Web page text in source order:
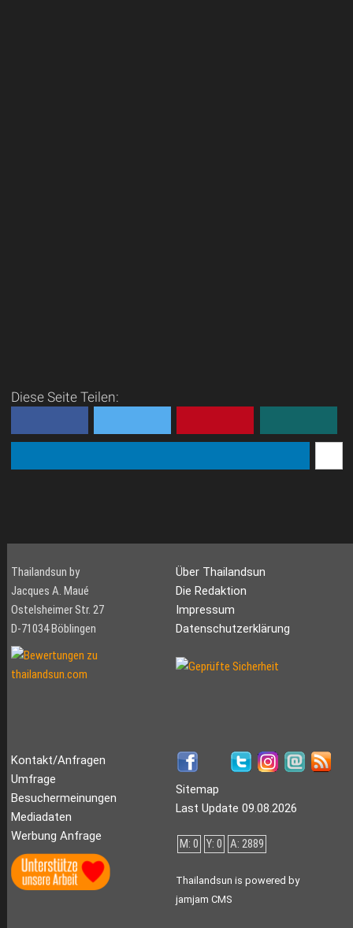
Diese Seite Teilen:
Thailandsun by
Jacques A. Maué
Ostelsheimer Str. 27
D-71034 Böblingen
Über Thailandsun
Die Redaktion
Impressum
Datenschutzerklärung
Kontakt/Anfragen
Umfrage
Besuchermeinungen
Mediadaten
Werbung Anfrage
Sitemap
Last Update 09.08.2026
M: 0 Y: 0 A: 2889
Thailandsun is powered by
jamjam CMS